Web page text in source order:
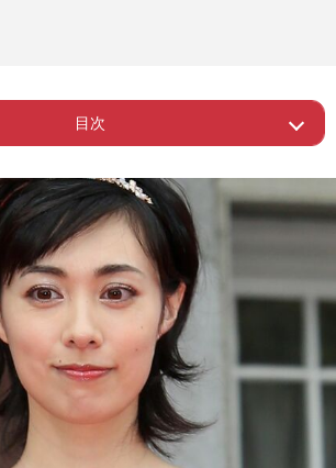
目次
ー トレンドは「ぬるっと復帰」
ー 「不倫ものはやりづらい」